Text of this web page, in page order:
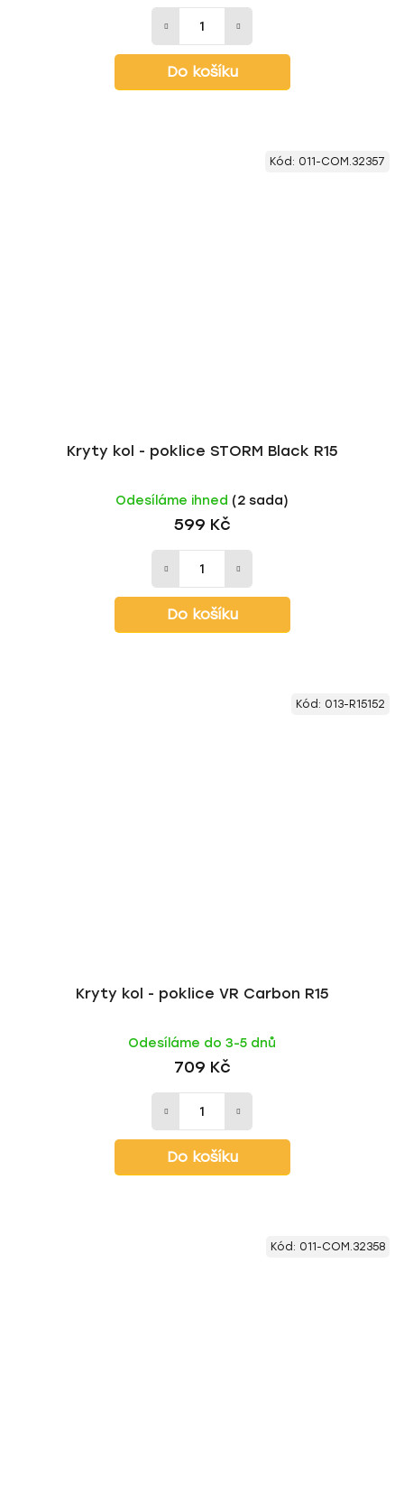
Do košíku
Kryty kol - poklice STORM Black R15
Odesíláme ihned (2 sada)
599 Kč
Do košíku
Kód: 011-COM.32357
Kryty kol - poklice VR Carbon R15
Odesíláme do 3-5 dnů
709 Kč
Do košíku
Kód: 013-R15152
Kód: 011-COM.32358